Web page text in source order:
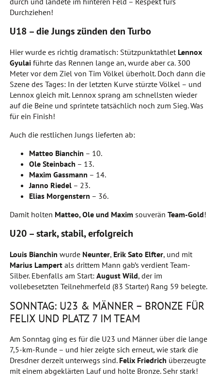
Durchziehen!
U18 – die Jungs zünden den Turbo
Hier wurde es richtig dramatisch: Stützpunktathlet Lennox
Gyulai führte das Rennen lange an, wurde aber ca. 300
Meter vor dem Ziel von Tim Völkel überholt. Doch dann die
Szene des Tages: In der letzten Kurve stürzte Völkel – und
Lennox gleich mit. Lennox sprang am schnellsten wieder
auf die Beine und sprintete tatsächlich noch zum Sieg. Was
für ein Finish!
Auch die restlichen Jungs lieferten ab:
Matteo Bianchin – 10.
Ole Steinbach – 13.
Maxim Gassmann – 14.
Janno Riedel – 23.
Elias Morgenstern – 36.
Damit holten Matteo, Ole und Maxim souverän Team-Gold!
U20 – stark, stabil, erfolgreich
Louis Bianchin wurde Neunter, Erik Sato Elfter, und mit
Marius Lampert als drittem Mann gab’s verdient Team-
Silber. Ebenfalls am Start: August Wild, der im
vollebesetzten Teilnehmerfeld (83 Starter) Rang 59 belegte.
SONNTAG: U23 & MÄNNER – BRONZE FÜR
FELIX UND PLATZ 7 IM TEAM
Am Sonntag ging es für die U23 und Männer über die lange
7,5-km-Runde – und hier zeigte sich erneut, wie stark die
Dresdner derzeit unterwegs sind. Felix Friedrich überzeugte
mit einem abgeklärten Lauf und holte Bronze. Sehr stark!